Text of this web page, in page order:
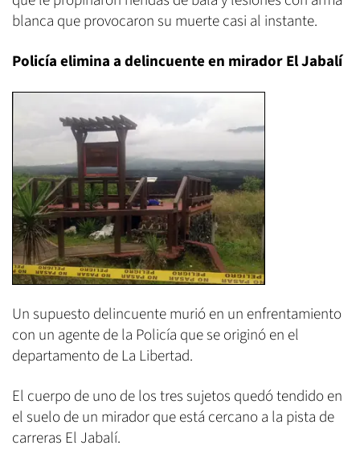
blanca que provocaron su muerte casi al instante.
Policía elimina a delincuente en mirador El Jabalí
Un supuesto delincuente murió en un enfrentamiento
con un agente de la Policía que se originó en el
departamento de La Libertad.
El cuerpo de uno de los tres sujetos quedó tendido en
el suelo de un mirador que está cercano a la pista de
carreras El Jabalí.